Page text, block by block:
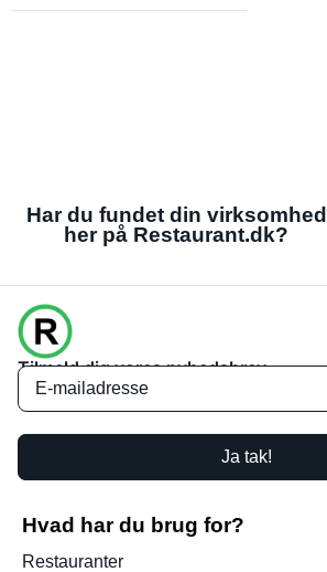
Har du fundet din virksomhed
her på Restaurant.dk?
Tilmeld dig vores nyhedsbrev
Ja tak!
Hvad har du brug for?
Restauranter